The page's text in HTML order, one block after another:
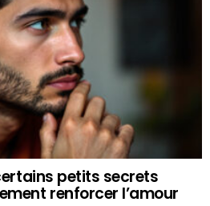
petits secrets
renforcer l’amour